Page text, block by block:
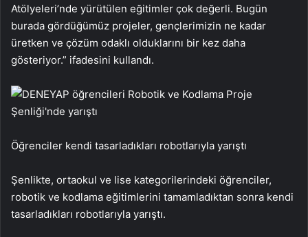
Atölyeleri’nde yürütülen eğitimler çok değerli. Bugün
burada gördüğümüz projeler, gençlerimizin ne kadar
üretken ve çözüm odaklı olduklarını bir kez daha
gösteriyor.” ifadesini kullandı.
Öğrenciler kendi tasarladıkları robotlarıyla yarıştı
Şenlikte, ortaokul ve lise kategorilerindeki öğrenciler,
robotik ve kodlama eğitimlerini tamamladıktan sonra kendi
tasarladıkları robotlarıyla yarıştı.